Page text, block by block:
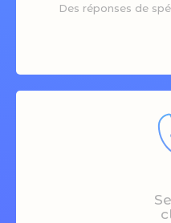
Des réponses de